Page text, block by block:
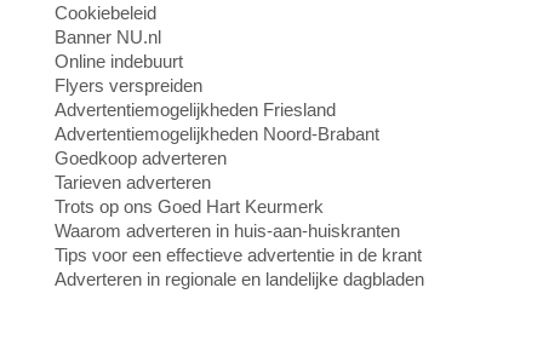
Cookiebeleid
Banner NU.nl
Online indebuurt
Flyers verspreiden
Advertentiemogelijkheden Friesland
Advertentiemogelijkheden Noord-Brabant
Goedkoop adverteren
Tarieven adverteren
Trots op ons Goed Hart Keurmerk
Waarom adverteren in huis-aan-huiskranten
Tips voor een effectieve advertentie in de krant
Adverteren in regionale en landelijke dagbladen